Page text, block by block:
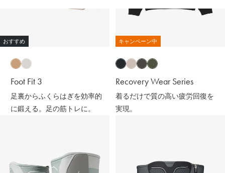
おすすめ
Foot Fit 3
足裏からふくらはぎを効率的
に鍛える。足の筋トレに。
キャンペーン中
Recovery Wear Series
着るだけで質の高い疲労回復を
実現。